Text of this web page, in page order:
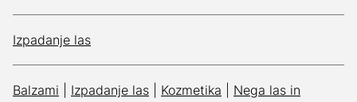
Izpadanje las
Balzami Izpadanje las Kozmetika
Nega las in